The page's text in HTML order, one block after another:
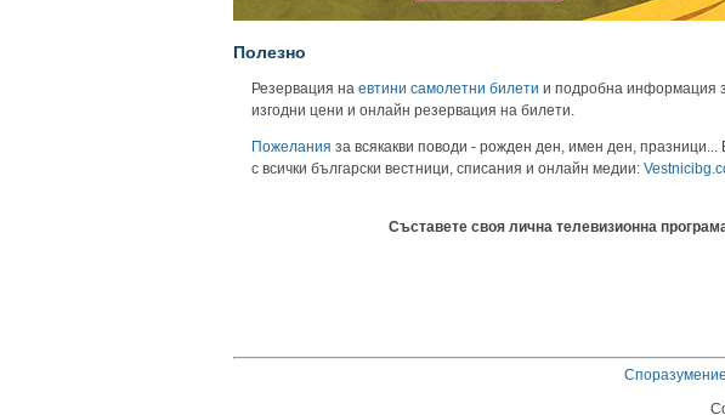
Полезно
Резервация на евтини самолетни билети и подробна информация
изгодни цени и онлайн резервация на билети.
Пожелания за всякакви поводи - рожден ден, имен ден, празници...
с всички български вестници, списания и онлайн медии:
Съставете своя лична телевизионна